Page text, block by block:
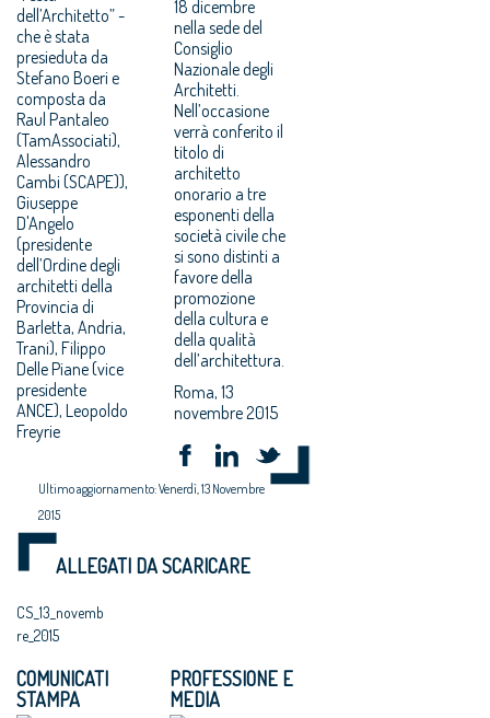
dell’Architetto” -
che è stata
presieduta da
Stefano Boeri e
composta da
Raul Pantaleo
(TamAssociati),
Alessandro
Cambi (SCAPE)),
Giuseppe
D'Angelo
(presidente
dell’Ordine degli
architetti della
Provincia di
Barletta, Andria,
Trani), Filippo
Delle Piane (vice
presidente
ANCE), Leopoldo
Freyrie
18 dicembre
nella sede del
Consiglio
Nazionale degli
Architetti.
Nell’occasione
verrà conferito il
titolo di
architetto
onorario a tre
esponenti della
società civile che
si sono distinti a
favore della
promozione
della cultura e
della qualità
dell’architettura.
Roma, 13
novembre 2015
Ultimo aggiornamento: Venerdì, 13 Novembre
2015
ALLEGATI DA SCARICARE
CS_13_novemb
re_2015
COMUNICATI
STAMPA
PROFESSIONE E
MEDIA